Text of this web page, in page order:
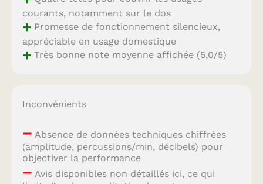
courants, notamment sur le dos
+Promesse de fonctionnement silencieux,
appréciable en usage domestique
+Très bonne note moyenne affichée (5,0/5)
Inconvénients
– Absence de données techniques chiffrées
(amplitude, percussions/min, décibels) pour
objectiver la performance
– Avis disponibles non détaillés ici, ce qui